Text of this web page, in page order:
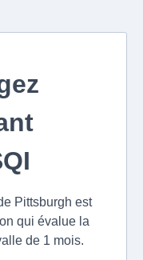
Pittsburgh est
qui évalue la
de 1 mois.